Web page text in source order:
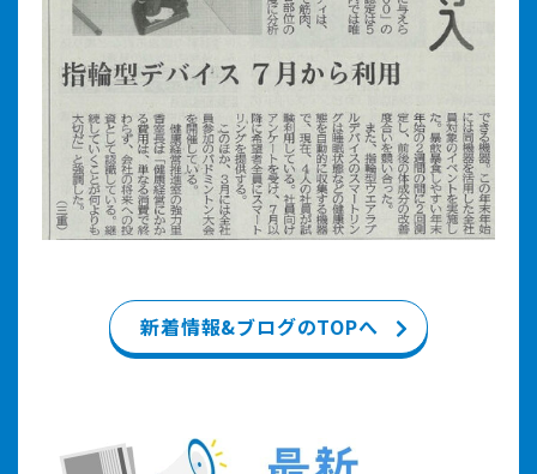
新着情報&ブログのTOPへ